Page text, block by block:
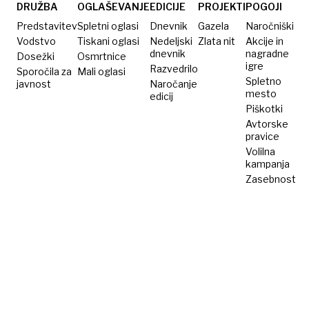
DRUŽBA
Predstavitev
Vodstvo
Dosežki
Sporočila za
javnost
OGLAŠEVANJE
Spletni oglasi
Tiskani oglasi
Osmrtnice
Mali oglasi
EDICIJE
Dnevnik
Nedeljski
dnevnik
Razvedrilo
Naročanje
edicij
PROJEKTI
Gazela
Zlata nit
POGOJI
Naročniški
Akcije in
nagradne
igre
Spletno
mesto
Piškotki
Avtorske
pravice
Volilna
kampanja
Zasebnost